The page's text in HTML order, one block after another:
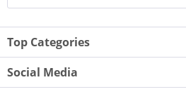
Top Categories
Social Media